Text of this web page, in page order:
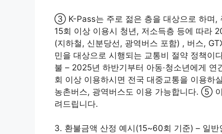
③ K-Pass는 주로 젊은 층을 대상으로 하며,
15회 이상 이용시 청년, 저소득층 등에 따라
(지하철, 신분당선, 광역버스 포함) , 버스,
민을 대상으로 시행되는 교통비 절약 정책
불 – 2025년 하반기부터 아동·청소년에게
회 이상 이용하시면 전국 대중교통을 이용하
농촌버스, 광역버스도 이용 가능합니다. ⑤
려드립니다.
3. 환불금액 산정 예시(15~60회 기준) – 일